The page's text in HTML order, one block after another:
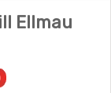
Ellmau